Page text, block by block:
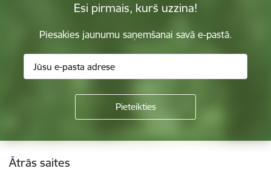
Esi pirmais, kurš uzzina!
Piesakies jaunumu saņemšanai savā e-pastā.
Kājene
Ātrās saites